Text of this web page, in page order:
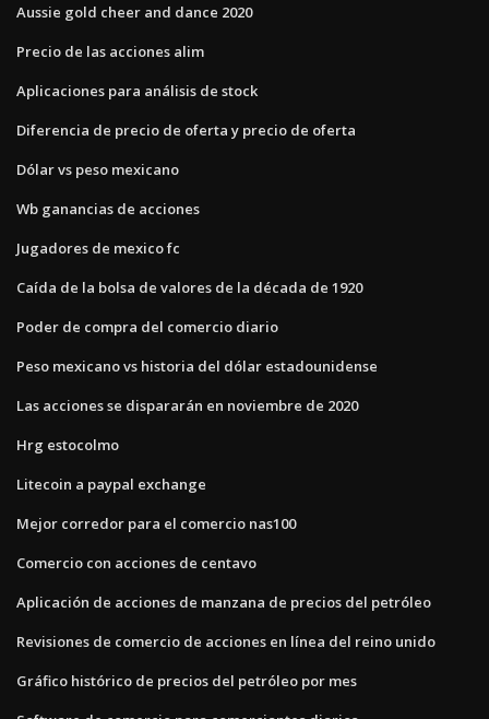
Aussie gold cheer and dance 2020
Precio de las acciones alim
Aplicaciones para análisis de stock
Diferencia de precio de oferta y precio de oferta
Dólar vs peso mexicano
Wb ganancias de acciones
Jugadores de mexico fc
Caída de la bolsa de valores de la década de 1920
Poder de compra del comercio diario
Peso mexicano vs historia del dólar estadounidense
Las acciones se dispararán en noviembre de 2020
Hrg estocolmo
Litecoin a paypal exchange
Mejor corredor para el comercio nas100
Comercio con acciones de centavo
Aplicación de acciones de manzana de precios del petróleo
Revisiones de comercio de acciones en línea del reino unido
Gráfico histórico de precios del petróleo por mes